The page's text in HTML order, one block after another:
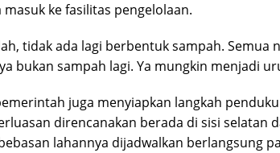
ke fasilitas pengelolaan.
tidak ada lagi berbentuk sampah. Semua
bukan sampah lagi. Ya mungkin menjadi
juga menyiapkan langkah
direncanakan berada di sisi selatan
lahannya dijadwalkan berlangsung